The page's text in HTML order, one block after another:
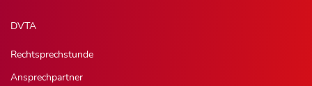
DVTA
Rechtsprechstunde
Ansprechpartner